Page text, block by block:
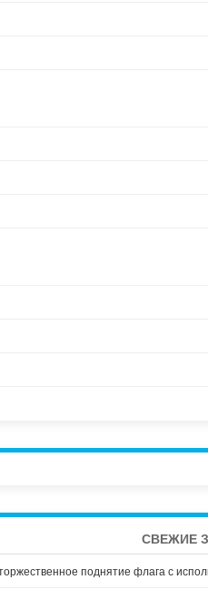
СВЕЖИЕ
поднятие флага с